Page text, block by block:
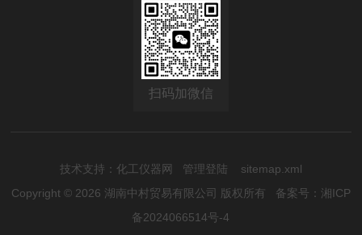
扫码加微信
技术支持： 化工仪器网 管理登陆
sitemap.xml
Copyright © 2026 湖南中村贸易有限公司 版权所有 备案号：湘ICP
备2024066514号-4